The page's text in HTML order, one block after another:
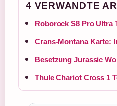
4 VERWANDTE
Roborock S8 Pro Ultra
Crans-Montana Karte:
Besetzung Jurassic
Thule Chariot Cross 1